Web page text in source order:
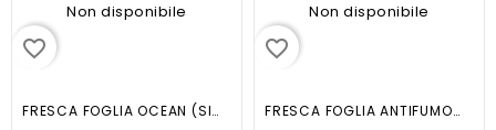
Non disponibile
favorite_border
FRESCA FOGLIA OCEAN (SINGOLA)
Non disponibile
favorite_border
FRESCA FOGLIA ANTIFUMO (SINGOLA)